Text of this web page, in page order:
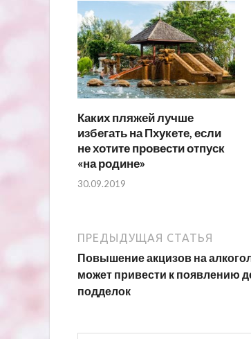
Каких пляжей лучше
избегать на Пхукете, если
не хотите провести отпуск
«на родине»
30.09.2019
ПРЕДЫДУЩАЯ СТАТЬЯ
Повышение акцизов на
может привести к появлению
подделок